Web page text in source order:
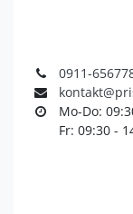
0911-
Mo-Do:
Fr: 09:30 -